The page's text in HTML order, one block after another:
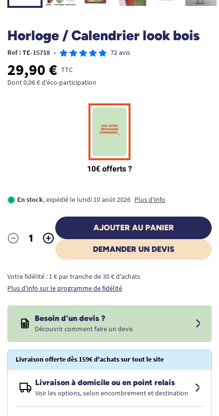
Horloge / Calendrier look bois
Ref : TE-15718 • 72 avis
29,90 € TTC
Dont 0,06 € d'éco-participation
En stock, expédié le lundi 10 août 2026 Plus d'info
Quantité
- +
AJOUTER AU PANIER
DEMANDER UN DEVIS
Votre fidélité : 1 € par tranche de 30 € d'achats
Plus d'info sur le programme de fidélité
Besoin d'un devis ?
Découvrir comment faire un devis
Livraison offerte dès 159€ d'achats sur tout le site
Livraison à domicile ou en point relais
Voir les options, selon encombrement et destination